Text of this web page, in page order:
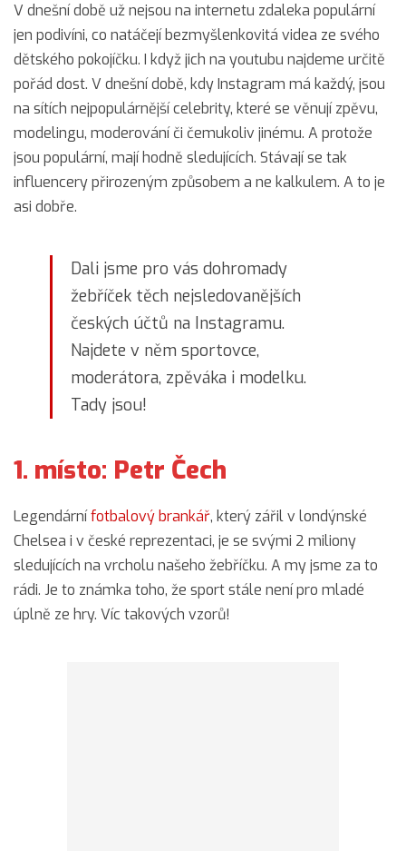
V dnešní době už nejsou na internetu zdaleka populární
jen podivíni, co natáčejí bezmyšlenkovitá videa ze svého
dětského pokojíčku. I když jich na youtubu najdeme určitě
pořád dost. V dnešní době, kdy Instagram má každý, jsou
na sítích nejpopulárnější celebrity, které se věnují zpěvu,
modelingu, moderování či čemukoliv jinému. A protože
jsou populární, mají hodně sledujících. Stávají se tak
influencery přirozeným způsobem a ne kalkulem. A to je
asi dobře.
Dali jsme pro vás dohromady
žebříček těch nejsledovanějších
českých účtů na Instagramu.
Najdete v něm sportovce,
moderátora, zpěváka i modelku.
Tady jsou!
1. místo: Petr Čech
Legendárnífotbalový brankář, který zářil v londýnské
Chelsea i v české reprezentaci, je se svými 2 miliony
sledujících na vrcholu našeho žebříčku. A my jsme za to
rádi. Je to známka toho, že sport stále není pro mladé
úplně ze hry. Víc takových vzorů!